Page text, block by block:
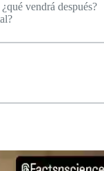
vendrá después?